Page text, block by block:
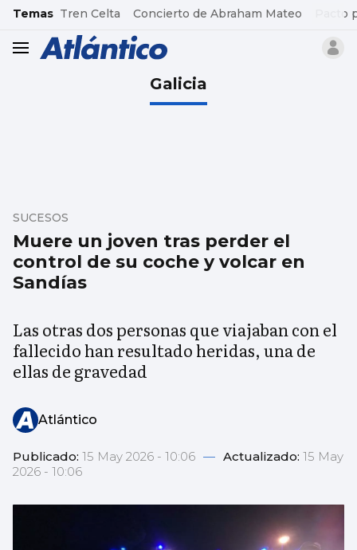
common.go-to-content
Temas Tren Celta Concierto de Abraham Mateo Pacto
header.menu.open
Galicia
Muere un joven tras perder el
control de su coche y volcar en
Sandías
SUCESOS
Las otras dos personas que viajaban con el
fallecido han resultado heridas, una de
ellas de gravedad
Atlántico
Publicado: 15 May 2026 - 10:06 — Actualizado: 15 May
2026 - 10:06